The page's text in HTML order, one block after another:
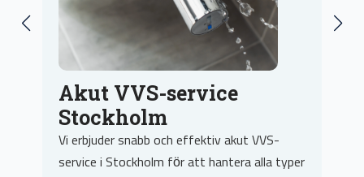
Reparation av VVS-
system
Våra erfarna rörmokare är experter på
reparation av alla typer av VVS-system, från